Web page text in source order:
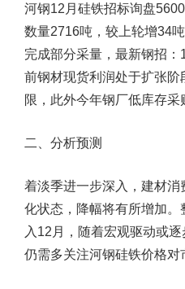
河钢12月硅铁招标询盘
数量2716吨，较上轮增34
完成部分采量，最新钢招
前钢材现货利润处于扩张
限，此外今年钢厂低库存
二、分析预测
着淡季进一步深入，建材
化状态，降幅将有所增加
入12月，随着宏观驱动或
仍需多关注河钢硅铁价格对